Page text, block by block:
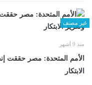
غير مصنف
منذ 9 أشهر
الأمم المتحدة: مصر حققت
الابتكار